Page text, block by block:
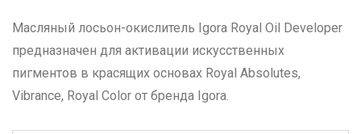
Масляный лосьон-окислитель Igora Royal Oil Developer
предназначен для активации искусственных
пигментов в красящих основах Royal Absolutes,
Vibrance, Royal Color от бренда Igora.